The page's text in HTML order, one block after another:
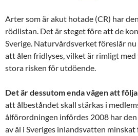
Arter som är akut hotade (CR) har
rödlistan. Det är steget före att de
Sverige. Naturvårdsverket föreslår
att ålen fridlyses, vilket är rimligt
stora risken för utdöende.
Det är dessutom enda vägen att
att ålbeståndet skall stärkas i
ålförordningen infördes 2008 har
av ål i Sveriges inlandsvatten